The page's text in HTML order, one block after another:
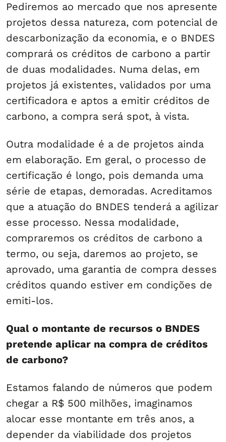
Pediremos ao mercado que nos apresente
projetos dessa natureza, com potencial de
descarbonização da economia, e o BNDES
comprará os créditos de carbono a partir
de duas modalidades. Numa delas, em
projetos já existentes, validados por uma
certificadora e aptos a emitir créditos de
carbono, a compra será spot, à vista.
Outra modalidade é a de projetos ainda
em elaboração. Em geral, o processo de
certificação é longo, pois demanda uma
série de etapas, demoradas. Acreditamos
que a atuação do BNDES tenderá a agilizar
esse processo. Nessa modalidade,
compraremos os créditos de carbono a
termo, ou seja, daremos ao projeto, se
aprovado, uma garantia de compra desses
créditos quando estiver em condições de
emiti-los.
Qual o montante de recursos o BNDES
pretende aplicar na compra de créditos
de carbono?
Estamos falando de números que podem
chegar a R$ 500 milhões, imaginamos
alocar esse montante em três anos, a
depender da viabilidade dos projetos